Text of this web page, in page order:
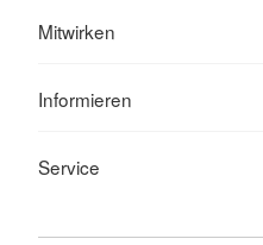
Mitwirken
Informieren
Service